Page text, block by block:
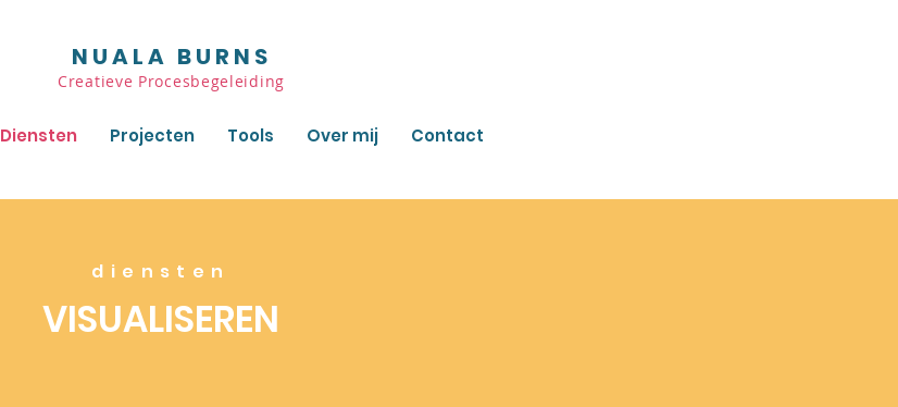
NUALA BURNS
Creatieve Procesbegeleiding
Diensten Projecten Tools Over mij Contact
diensten
VISUALISEREN